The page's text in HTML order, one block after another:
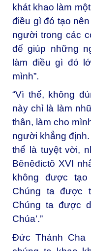
khát khao làm
điều gì đó tạo
người trong các
để giúp những
làm điều gì đó
mình”.
“Vì thế, không
này chỉ là làm
thân, làm cho
người khẳng
thể là tuyệt vời,
Bênêđictô XVI
không được
Chúng ta được
Chúng ta được
Chúa’.”
Đức Thánh Cha